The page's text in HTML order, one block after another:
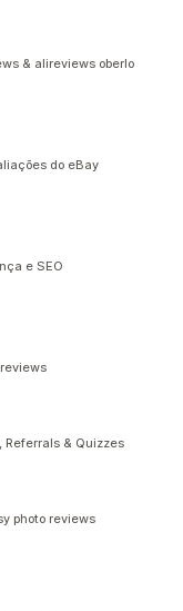
& alireviews oberlo
do eBay
e SEO
Referrals & Quizzes
photo reviews